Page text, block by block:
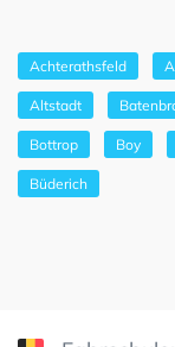
Achterathsfeld
Altstadt
Bottrop Boy
Büderich